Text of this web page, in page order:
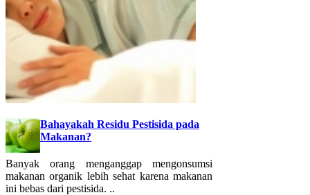
Bahayakah Residu Pestisida pada
Makanan?
Banyak orang menganggap mengonsumsi
makanan organik lebih sehat karena makanan
ini bebas dari pestisida. ..